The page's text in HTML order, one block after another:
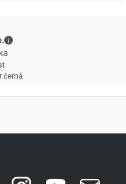
Fuski BOMA s.r.o. - Kontaktní
černá